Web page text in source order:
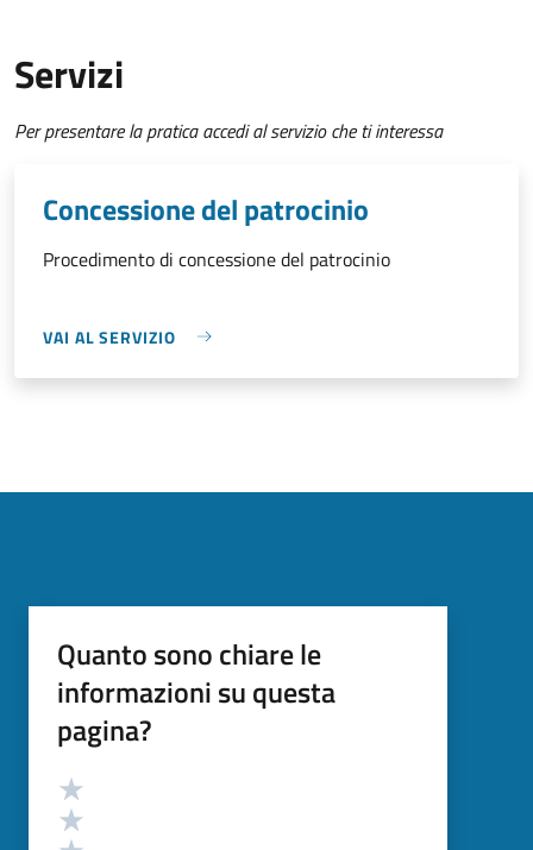
Servizi
Per presentare la pratica accedi al servizio che ti interessa
Concessione del patrocinio
Procedimento di concessione del patrocinio
VAI AL SERVIZIO
Quanto sono chiare le
informazioni su questa
pagina?
Valutazione